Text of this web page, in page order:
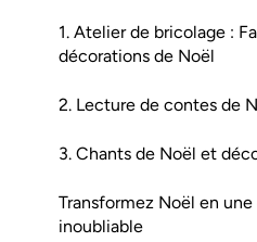
1. Atelier de bricolage :
décorations de Noël
2. Lecture de contes de
3. Chants de Noël et
Transformez Noël en
inoubliable